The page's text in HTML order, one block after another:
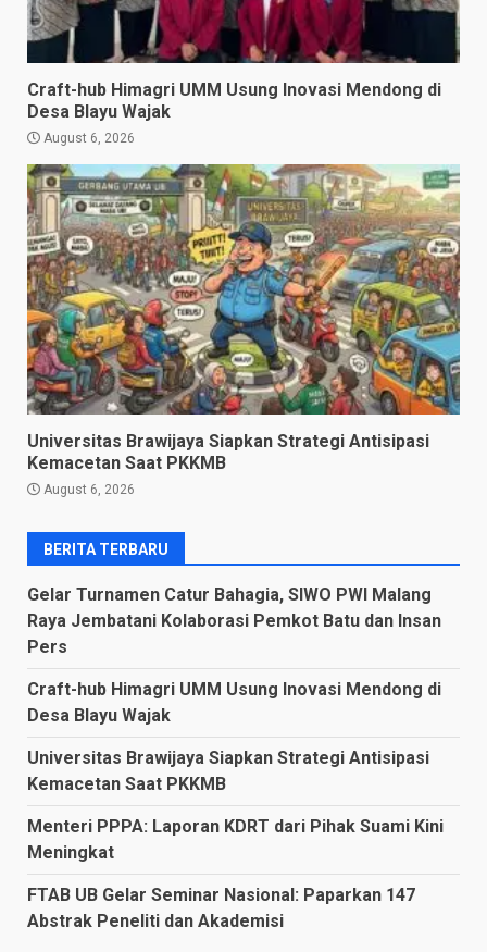
Craft-hub Himagri UMM Usung Inovasi Mendong di
Desa Blayu Wajak
August 6, 2026
Universitas Brawijaya Siapkan Strategi Antisipasi
Kemacetan Saat PKKMB
August 6, 2026
BERITA TERBARU
Gelar Turnamen Catur Bahagia, SIWO PWI Malang
Raya Jembatani Kolaborasi Pemkot Batu dan Insan
Pers
Craft-hub Himagri UMM Usung Inovasi Mendong di
Desa Blayu Wajak
Universitas Brawijaya Siapkan Strategi Antisipasi
Kemacetan Saat PKKMB
Menteri PPPA: Laporan KDRT dari Pihak Suami Kini
Meningkat
FTAB UB Gelar Seminar Nasional: Paparkan 147
Abstrak Peneliti dan Akademisi